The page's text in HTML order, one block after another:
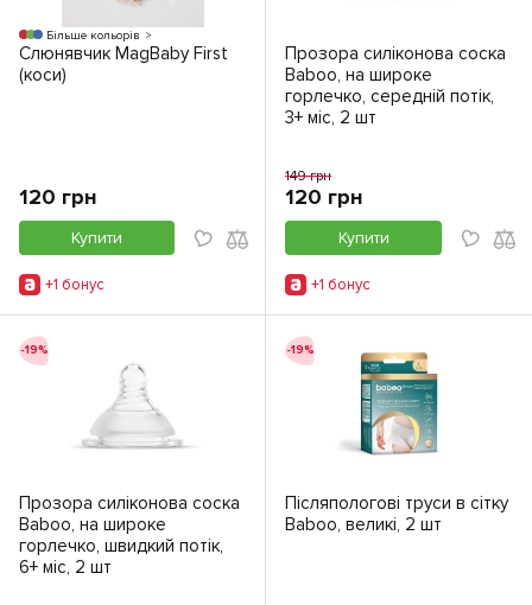
Більше кольорів
Слюнявчик MagBaby First
(коси)
120 грн
Купити
+1 бонус
Прозора силіконова соска
Baboo, на широке
горлечко, середній потік,
3+ міс, 2 шт
149 грн
120 грн
Купити
+1 бонус
-19%
Прозора силіконова соска
Baboo, на широке
горлечко, швидкий потік,
6+ міс, 2 шт
-19%
Післяпологові труси в сітку
Baboo, великі, 2 шт